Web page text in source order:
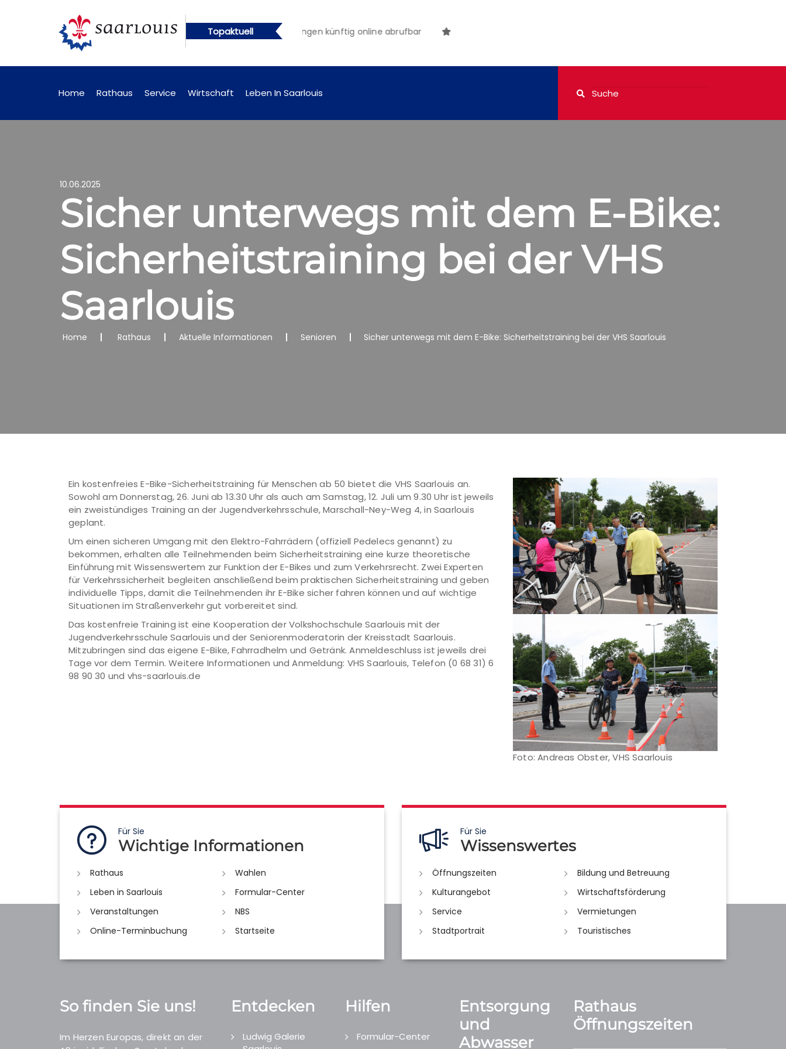
Topaktuell
künftig online abrufbar Öffentliche Bekanntmachungen künftig online abrufbar
Home Rathaus Service Wirtschaft Leben In Saarlouis
10.06.2025
Sicher unterwegs mit dem E-Bike:
Sicherheitstraining bei der VHS
Saarlouis
Home Rathaus Aktuelle Informationen Senioren Sicher unterwegs mit dem E-Bike: Sicherheitstraining bei der VHS Saarlouis
Ein kostenfreies E-Bike-Sicherheitstraining für Menschen ab 50 bietet die VHS Saarlouis an.
Sowohl am Donnerstag, 26. Juni ab 13.30 Uhr als auch am Samstag, 12. Juli um 9.30 Uhr ist jeweils
ein zweistündiges Training an der Jugendverkehrsschule, Marschall-Ney-Weg 4, in Saarlouis
geplant.
Um einen sicheren Umgang mit den Elektro-Fahrrädern (offiziell Pedelecs genannt) zu
bekommen, erhalten alle Teilnehmenden beim Sicherheitstraining eine kurze theoretische
Einführung mit Wissenswertem zur Funktion der E-Bikes und zum Verkehrsrecht. Zwei Experten
für Verkehrssicherheit begleiten anschließend beim praktischen Sicherheitstraining und geben
individuelle Tipps, damit die Teilnehmenden ihr E-Bike sicher fahren können und auf wichtige
Situationen im Straßenverkehr gut vorbereitet sind.
Das kostenfreie Training ist eine Kooperation der Volkshochschule Saarlouis mit der
Jugendverkehrsschule Saarlouis und der Seniorenmoderatorin der Kreisstadt Saarlouis.
Mitzubringen sind das eigene E-Bike, Fahrradhelm und Getränk. Anmeldeschluss ist jeweils drei
Tage vor dem Termin. Weitere Informationen und Anmeldung: VHS Saarlouis, Telefon (0 68 31) 6
98 90 30 und vhs-saarlouis.de
Foto: Andreas Obster, VHS Saarlouis
Für Sie
Wichtige Informationen
Rathaus
Wahlen
Leben in Saarlouis
Formular-Center
Veranstaltungen
NBS
Online-Terminbuchung
Startseite
Für Sie
Wissenswertes
Öffnungszeiten
Bildung und Betreuung
Kulturangebot
Wirtschaftsförderung
Service
Vermietungen
Stadtportrait
Touristisches
So finden Sie uns!
Im Herzen Europas, direkt an der
Entdecken
Ludwig Galerie
Hilfen
Formular-Center
Entsorgung
und
Abwasser
Rathaus
Öffnungszeiten